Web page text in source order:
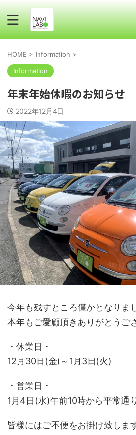
HOME > Information >
Information
年末年始休暇のお知らせ
2022年12月4日
今年も残すところ僅かとなりま
本年もご愛顧頂きありがとうご
・休業日・
12月30日(金)～1月3日(火)
・営業日・
1月4日(水)午前10時から平常通
皆様にはご不便をお掛け致しま